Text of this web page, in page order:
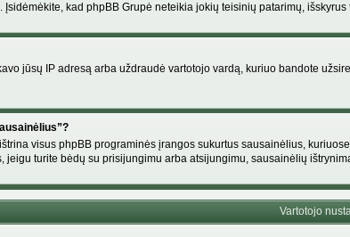
kad phpBB Grupė neteikia jokių teisinių patarimų,
jūsų IP adresą arba uždraudė vartotojo vardą, kuriuo bandote
visus phpBB programinės įrangos sukurtus sausainėlius,
jeigu turite bėdų su prisijungimu arba atsijungimu, sausainėlių
Vartotojo